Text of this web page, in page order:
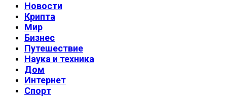
Новости
Крипта
Мир
Бизнес
Путешествие
Наука и техника
Дом
Интернет
Спорт